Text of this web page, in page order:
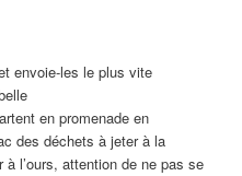
envoie-les le plus vite
en promenade en
des déchets à jeter à la
l’ours, attention de ne pas se